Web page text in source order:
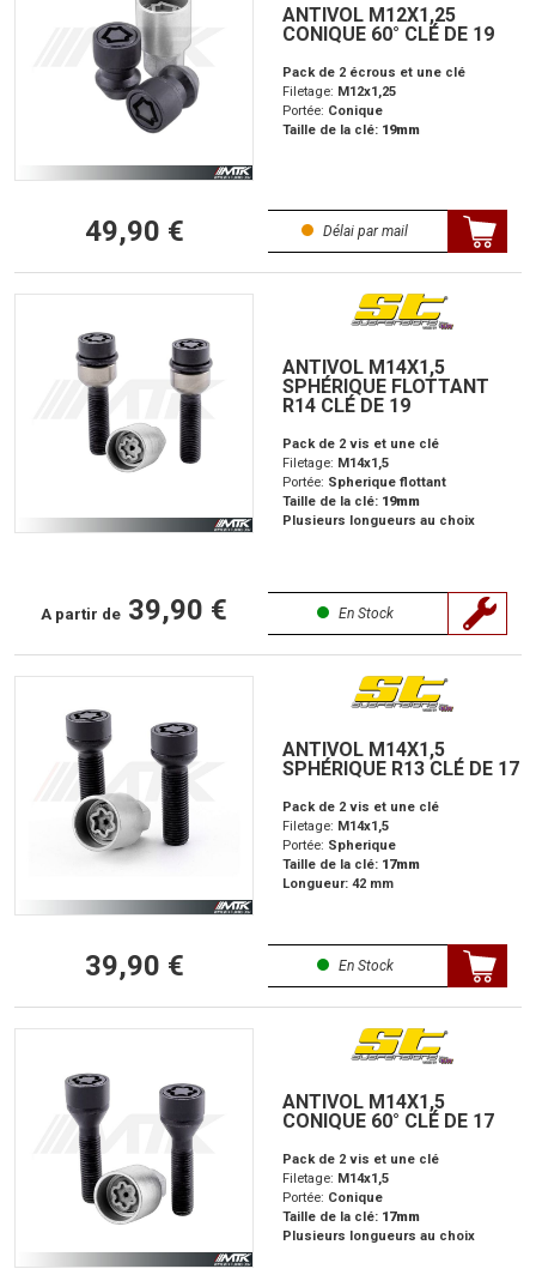
ANTIVOL M12X1,25
CONIQUE 60° CLÉ DE 19
Pack de 2 écrous et une clé
Filetage: M12x1,25
Portée: Conique
Taille de la clé: 19mm
49,90 € Délai par mail
ANTIVOL M14X1,5
SPHÉRIQUE FLOTTANT
R14 CLÉ DE 19
Pack de 2 vis et une clé
Filetage: M14x1,5
Portée: Spherique flottant
Taille de la clé: 19mm
Plusieurs longueurs au choix
A partir de 39,90 € En Stock
ANTIVOL M14X1,5
SPHÉRIQUE R13 CLÉ DE 17
Pack de 2 vis et une clé
Filetage: M14x1,5
Portée: Spherique
Taille de la clé: 17mm
Longueur: 42 mm
39,90 € En Stock
ANTIVOL M14X1,5
CONIQUE 60° CLÉ DE 17
Pack de 2 vis et une clé
Filetage: M14x1,5
Portée: Conique
Taille de la clé: 17mm
Plusieurs longueurs au choix